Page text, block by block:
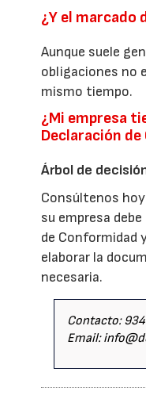
¿Y el marcado
Aunque suele
obligaciones no
mismo tiempo.
¿Mi empresa
Declaración
Árbol de
Consúltenos
su empresa
de Conformidad
elaborar la
necesaria.
Contacto:
Email: